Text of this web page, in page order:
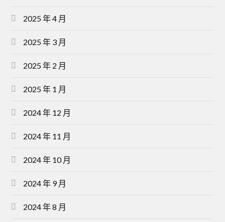
2025 年 4 月
2025 年 3 月
2025 年 2 月
2025 年 1 月
2024 年 12 月
2024 年 11 月
2024 年 10 月
2024 年 9 月
2024 年 8 月